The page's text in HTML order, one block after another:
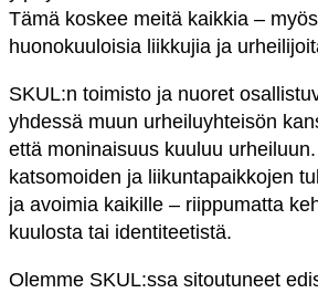
Tämä koskee meitä kaikkia –
huonokuuloisia liikkujia ja
SKUL:n toimisto ja nuoret
yhdessä muun urheiluyhteisön
että moninaisuus kuuluu
katsomoiden ja liikuntapaikkojen
ja avoimia kaikille – riippumatta
kuulosta tai identiteetistä.
Olemme SKUL:ssa sitoutuneet